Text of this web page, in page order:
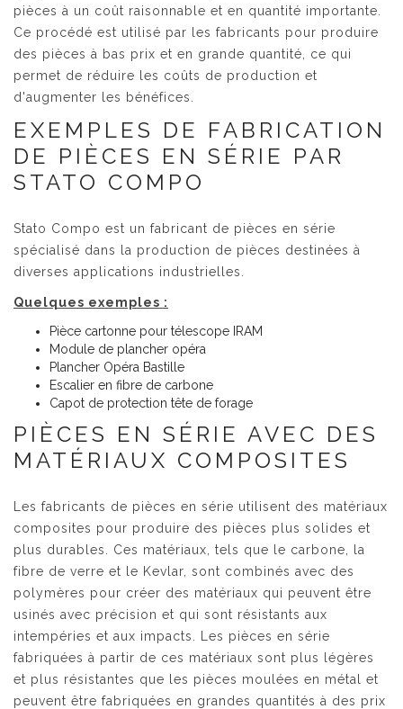
pièces à un coût raisonnable et en quantité importante.
Ce procédé est utilisé par les fabricants pour produire
des pièces à bas prix et en grande quantité, ce qui
permet de réduire les coûts de production et
d'augmenter les bénéfices.
EXEMPLES DE FABRICATION
DE PIÈCES EN SÉRIE PAR
STATO COMPO
Stato Compo est un fabricant de pièces en série
spécialisé dans la production de pièces destinées à
diverses applications industrielles.
Quelques exemples :
Pièce cartonne pour télescope IRAM
Module de plancher opéra
Plancher Opéra Bastille
Escalier en fibre de carbone
Capot de protection tête de forage
PIÈCES EN SÉRIE AVEC DES
MATÉRIAUX COMPOSITES
Les fabricants de pièces en série utilisent des matériaux
composites pour produire des pièces plus solides et
plus durables. Ces matériaux, tels que le carbone, la
fibre de verre et le Kevlar, sont combinés avec des
polymères pour créer des matériaux qui peuvent être
usinés avec précision et qui sont résistants aux
intempéries et aux impacts. Les pièces en série
fabriquées à partir de ces matériaux sont plus légères
et plus résistantes que les pièces moulées en métal et
peuvent être fabriquées en grandes quantités à des prix